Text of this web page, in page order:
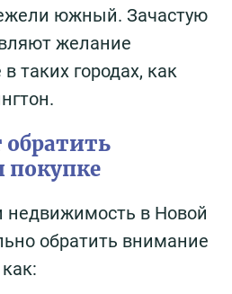
южный. Зачастую
желание
таких городах, как
обратить
недвижимость в Новой
обратить внимание